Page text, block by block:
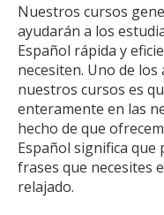
Nuestros cursos
ayudarán a los
Español rápida y
necesiten. Uno de
nuestros cursos es
enteramente en las
hecho de que
Español significa que
frases que necesites
relajado.